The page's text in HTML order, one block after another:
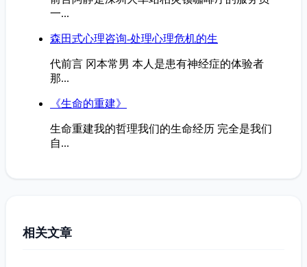
研究热点
《人性的弱点》
第十三章 社会心理学家 无人之境 问 现代心理
学...